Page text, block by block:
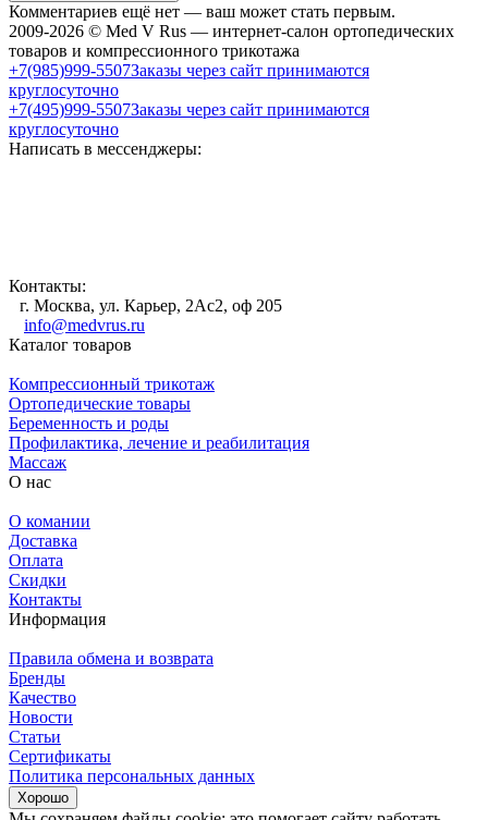
Комментариев ещё нет — ваш может стать первым.
2009-2026 © Med V Rus — интернет-салон ортопедических
товаров и компрессионного трикотажа
+7(985)999-5507Заказы через сайт принимаются
круглосуточно
+7(495)999-5507Заказы через сайт принимаются
круглосуточно
Написать в мессенджеры:
Контакты:
г. Москва, ул. Карьер, 2Ас2, оф 205
info@medvrus.ru
Каталог товаров
Компрессионный трикотаж
Ортопедические товары
Беременность и роды
Профилактика, лечение и реабилитация
Массаж
О нас
О комании
Доставка
Оплата
Скидки
Контакты
Информация
Правила обмена и возврата
Бренды
Качество
Новости
Статьи
Сертификаты
Политика персональных данных
Хорошо